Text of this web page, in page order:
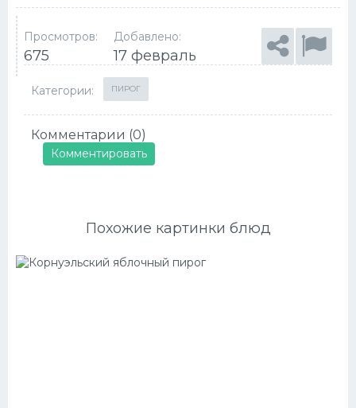
Просмотров:
675
Добавлено:
17 февраль
Категории: ПИРОГ
Комментарии (0)
Комментировать
Похожие картинки блюд